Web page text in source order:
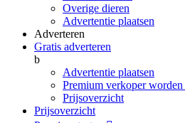
Overige dieren
Advertentie plaatsen
Adverteren
Gratis adverteren
b
Advertentie plaatsen
Premium verkoper worden
Prijsoverzicht
Prijsoverzicht